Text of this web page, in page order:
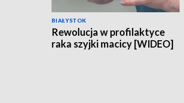
BIAŁYSTOK
Rewolucja w profilaktyce
raka szyjki macicy [WIDEO]